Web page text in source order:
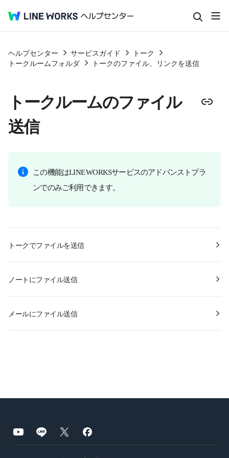
ヘルプセンター サービスガイド
トーク
トークルームフォルダ
トークのファイル、リンクを送信
トークルームのファイル
送信
この機能はLINE WORKSサービスのアドバンストプラ
ンでのみご利用できます。
トークでファイルを送信
ノートにファイル送信
メールにファイル送信